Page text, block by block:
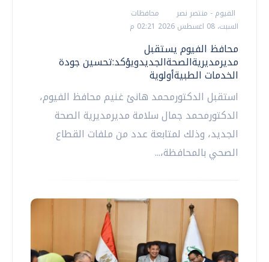
الفيوم - منتصر نصر
محافظات
السبت، 08 اغسطس 2026 02:21 م
محافظ الفيوم يستقبل
مديرمديريةالصحةالجديدويؤكد:تحسين جودة
الخدمات الطبيةأولوية
استقبل الدكتورمحمد هانئ غنيم محافظ الفيوم،
الدكتورمحمد جمال سلامة مديرمديرية الصحة
الجديد، وذلك لمتابعة عدد من ملفات القطاع
الصحي بالمحافظة،...